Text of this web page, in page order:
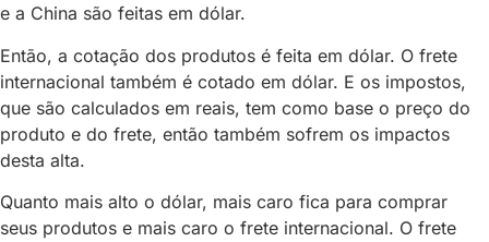
e a China são feitas em dólar.
Então, a cotação dos produtos é feita em dólar. O frete
internacional também é cotado em dólar. E os impostos,
que são calculados em reais, tem como base o preço do
produto e do frete, então também sofrem os impactos
desta alta.
Quanto mais alto o dólar, mais caro fica para comprar
seus produtos e mais caro o frete internacional. O frete